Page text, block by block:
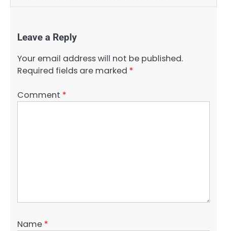
Leave a Reply
Your email address will not be published.
Required fields are marked *
Comment *
Name *